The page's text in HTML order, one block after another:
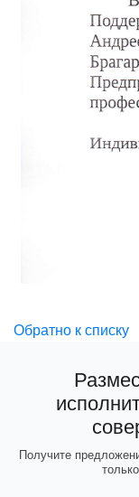
Обратно к списку
Получите